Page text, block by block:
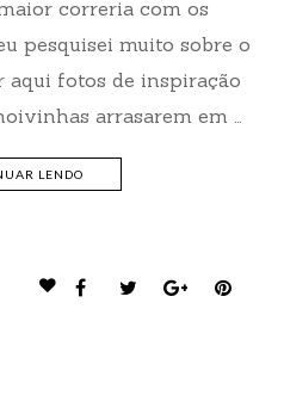
correria com os
pesquisei muito sobre o
aqui fotos de inspiração
arrasarem em …
LENDO